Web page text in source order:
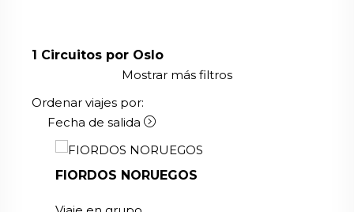
1 Circuitos por Oslo
Mostrar más filtros
Ordenar viajes por:
Fecha de salida
FIORDOS NORUEGOS